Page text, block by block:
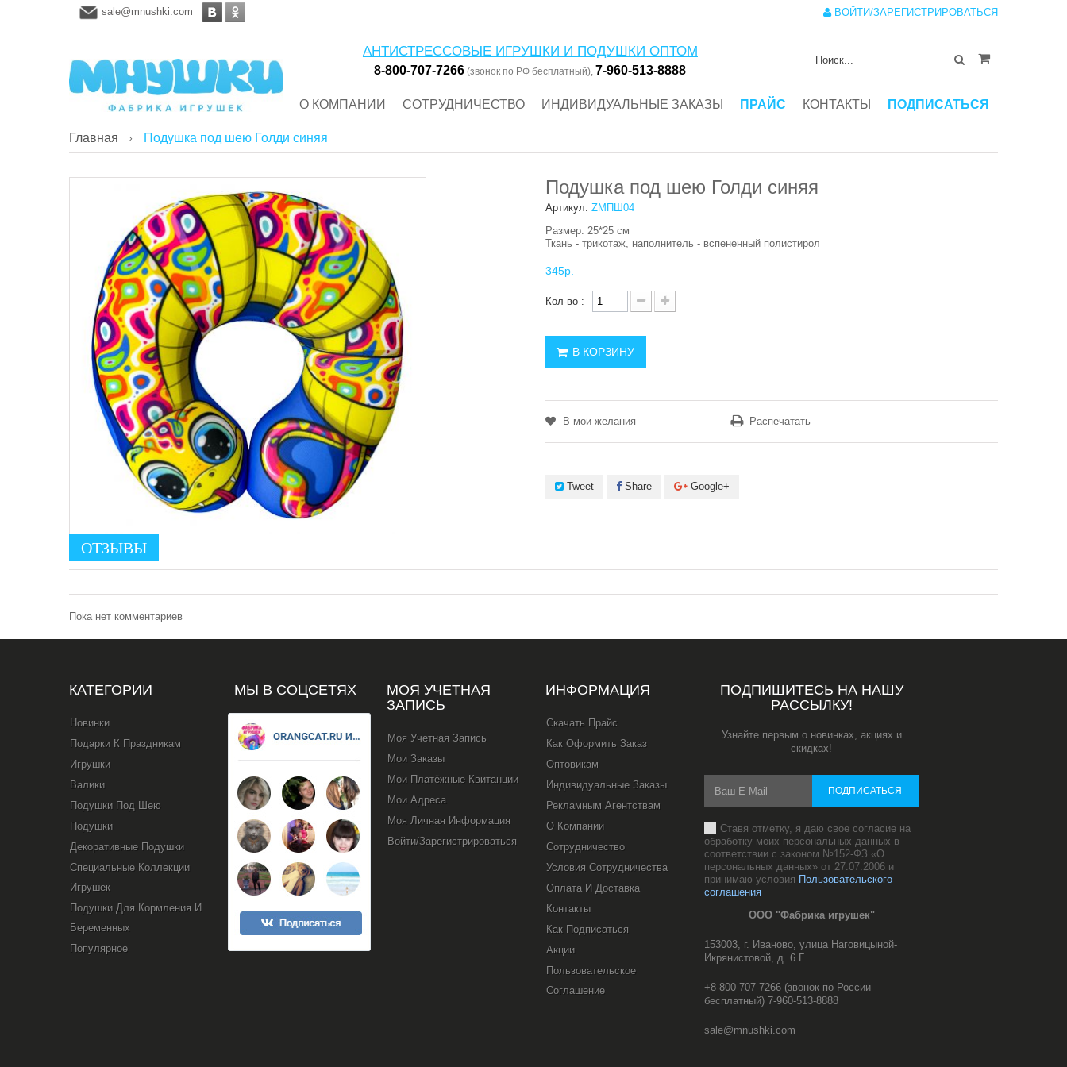
ВОЙТИ/ЗАРЕГИСТРИРОВАТЬСЯ
sale@mnushki.com
АНТИСТРЕССОВЫЕ ИГРУШКИ И ПОДУШКИ ОПТОМ
8-800-707-7266 (звонок по РФ бесплатный), 7-960-513-8888
О КОМПАНИИ СОТРУДНИЧЕСТВО ИНДИВИДУАЛЬНЫЕ ЗАКАЗЫ ПРАЙС КОНТАКТЫ ПОДПИСАТЬСЯ
Главная Подушка под шею Голди синяя
Подушка под шею Голди синяя
Артикул: ZMПШ04
Размер: 25*25 см
Ткань - трикотаж, наполнитель - вспененный полистирол
345р.
Кол-во :
В КОРЗИНУ
В мои желания Распечатать
Tweet Share Google+
ОТЗЫВЫ
Пока нет комментариев
КАТЕГОРИИ
Новинки
Подарки К Праздникам
Игрушки
Валики
Подушки Под Шею
Подушки
Декоративные Подушки
Специальные Коллекции
Игрушек
Подушки Для Кормления И
Беременных
Популярное
МЫ В СОЦСЕТЯХ
МОЯ УЧЕТНАЯ
ЗАПИСЬ
Моя Учетная Запись
Мои Заказы
Мои Платёжные Квитанции
Мои Адреса
Моя Личная Информация
Войти/Зарегистрироваться
ИНФОРМАЦИЯ
Скачать Прайс
Как Оформить Заказ
Оптовикам
Индивидуальные Заказы
Рекламным Агентствам
О Компании
Сотрудничество
Условия Сотрудничества
Оплата И Доставка
Контакты
Как Подписаться
Акции
Пользовательское
Соглашение
ПОДПИШИТЕСЬ НА НАШУ
РАССЫЛКУ!
Узнайте первым о новинках, акциях и
скидках!
Ставя отметку, я даю свое согласие на
обработку моих персональных данных в
соответствии с законом №152-ФЗ «О
персональных данных» от 27.07.2006 и
принимаю условия Пользовательского
соглашения
ПОДПИСАТЬСЯ
ООО "Фабрика игрушек"
153003, г. Иваново, улица Наговицыной-
Икрянистовой, д. 6 Г
+8-800-707-7266 (звонок по России
бесплатный) 7-960-513-8888
sale@mnushki.com